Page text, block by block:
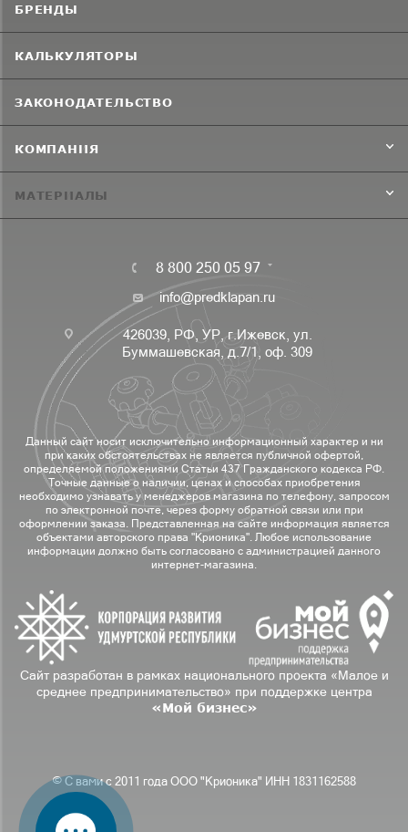
БРЕНДЫ
КАЛЬКУЛЯТОРЫ
ЗАКОНОДАТЕЛЬСТВО
КОМПАНИЯ
МАТЕРИАЛЫ
8 800 250 05 97
info@predklapan.ru
426039, РФ, УР, г.Ижевск, ул.
Буммашевская, д.7/1, оф. 309
Данный сайт носит исключительно информационный характер и ни
при каких обстоятельствах не является публичной офертой,
определяемой положениями Статьи 437 Гражданского кодекса РФ.
Точные данные о наличии, ценах и способах приобретения
необходимо узнавать у менеджеров магазина по телефону, запросом
по электронной почте, через форму обратной связи или при
оформлении заказа. Представленная на сайте информация является
объектами авторского права "Крионика". Любое использование
информации должно быть согласовано с администрацией данного
интернет-магазина.
Сайт разработан в рамках национального проекта «Малое и
среднее предпринимательство» при поддержке центра
«Мой бизнес»
© С вами с 2011 года ООО "Крионика" ИНН 1831162588